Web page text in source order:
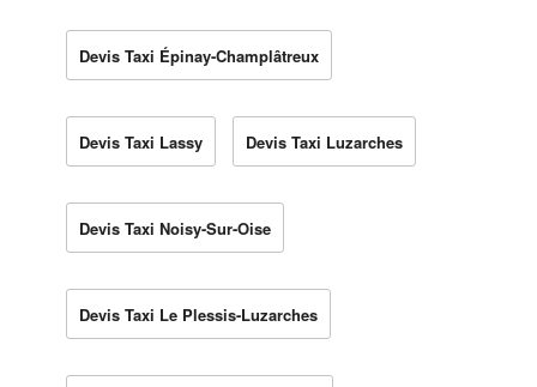
Devis Taxi Épinay-Champlâtreux
Devis Taxi Lassy Devis Taxi Luzarches
Devis Taxi Noisy-Sur-Oise
Devis Taxi Le Plessis-Luzarches